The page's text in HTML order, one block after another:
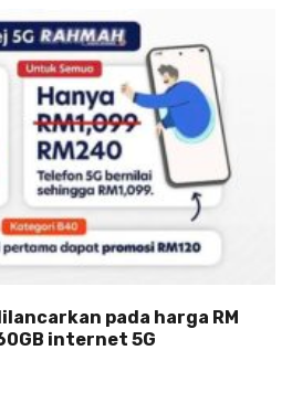
pada harga RM
internet 5G